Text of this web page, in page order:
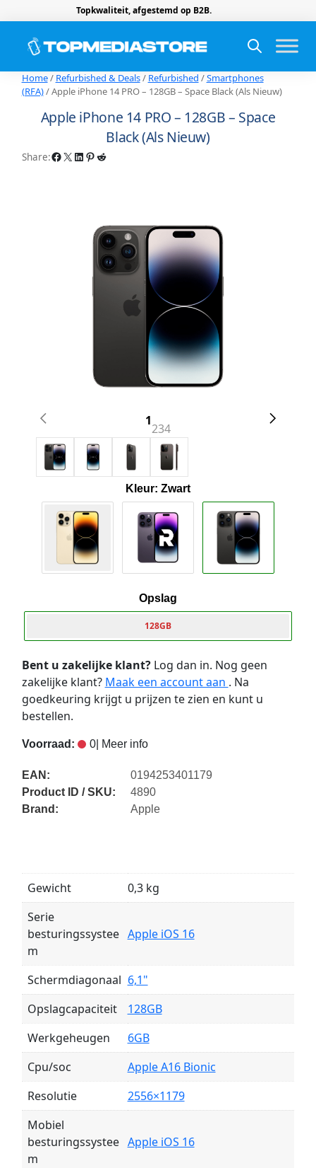
Topkwaliteit, afgestemd op B2B.
Home/ Refurbished & Deals/ Refurbished /Smartphones
(RFA)/ Apple iPhone 14 PRO – 128GB – Space Black (Als Nieuw)
Apple iPhone 14 PRO – 128GB – Space
Black (Als Nieuw)
Share:Facebook X LinkedIn Pinterest Reddit
1
234
Kleur: Zwart
Opslag
128GB
Bent u zakelijke klant?Log dan in. Nog geen
zakelijke klant? Maak een account aan . Na
goedkeuring krijgt u prijzen te zien en kunt u
bestellen.
Voorraad: 0| Meer info
EAN:
0194253401179
Product ID / SKU:
4890
Brand:
Apple
Gewicht
0,3 kg
Serie
besturingssystee
m
Apple iOS 16
Schermdiagonaal 6,1"
Opslagcapaciteit
128GB
Werkgeheugen
6GB
Cpu/soc
Apple A16 Bionic
Resolutie
2556×1179
Mobiel
besturingssystee
m
Apple iOS 16